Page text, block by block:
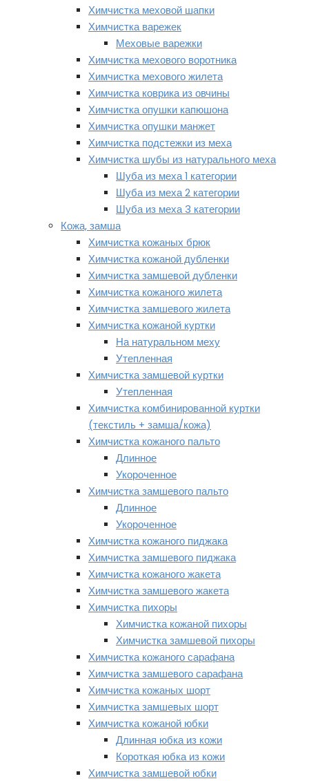
Химчистка меховой шапки
Химчистка варежек
Меховые варежки
Химчистка мехового воротника
Химчистка мехового жилета
Химчистка коврика из овчины
Химчистка опушки капюшона
Химчистка опушки манжет
Химчистка подстежки из меха
Химчистка шубы из натурального меха
Шуба из меха 1 категории
Шуба из меха 2 категории
Шуба из меха 3 категории
Кожа, замша
Химчистка кожаных брюк
Химчистка кожаной дубленки
Химчистка замшевой дубленки
Химчистка кожаного жилета
Химчистка замшевого жилета
Химчистка кожаной куртки
На натуральном меху
Утепленная
Химчистка замшевой куртки
Утепленная
Химчистка комбинированной куртки
(текстиль + замша/кожа)
Химчистка кожаного пальто
Длинное
Укороченное
Химчистка замшевого пальто
Длинное
Укороченное
Химчистка кожаного пиджака
Химчистка замшевого пиджака
Химчистка кожаного жакета
Химчистка замшевого жакета
Химчистка пихоры
Химчистка кожаной пихоры
Химчистка замшевой пихоры
Химчистка кожаного сарафана
Химчистка замшевого сарафана
Химчистка кожаных шорт
Химчистка замшевых шорт
Химчистка кожаной юбки
Длинная юбка из кожи
Короткая юбка из кожи
Химчистка замшевой юбки